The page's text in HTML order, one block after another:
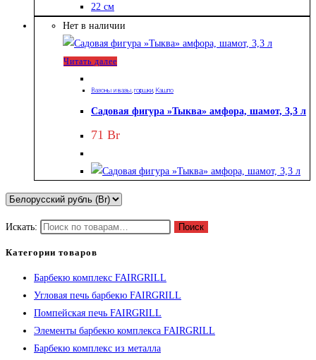
Нет в наличии
Читать далее
Вазоны и вазы, горшки, Кашпо
Садовая фигура »Тыква» амфора, шамот, 3,3 л
71 Br
Искать: Поиск
Категории товаров
Барбекю комплекс FAIRGRILL
Угловая печь барбекю FAIRGRILL
Помпейская печь FAIRGRILL
Элементы барбекю комплекса FAIRGRILL
Барбекю комплекс из металла